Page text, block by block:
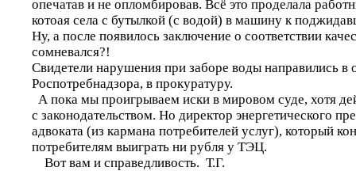
опечатав и не опломбировав. Всё это проделала
котоая села с бутылкой (с водой) в машину к
Ну, а после появилось заключение о соответствии
сомневался?!
Свидетели нарушения при заборе воды направились в
Роспотребнадзора, в прокуратуру.
А пока мы проигрываем иски в мировом суде, хотя
с законодательством. Но директор энергетического
адвоката (из кармана потребителей услуг), который
потребителям выиграть ни рубля у ТЭЦ.
Вот вам и справедливость. Т.Г.